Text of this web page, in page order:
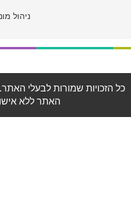
ניהול
האתר ללא